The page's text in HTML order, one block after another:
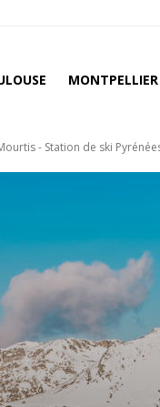
MONTPELLIER
- Station de ski